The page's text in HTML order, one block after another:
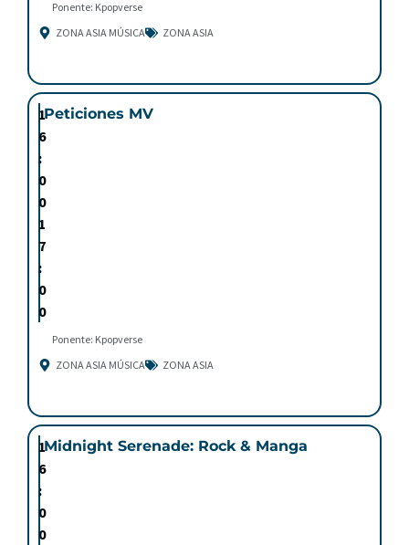
Ponente: Kpopverse
ZONA ASIA MÚSICA
ZONA ASIA
1
6
:
0
0
1
7
:
0
0
Peticiones MV
Ponente: Kpopverse
ZONA ASIA MÚSICA
ZONA ASIA
1
6
:
0
0
Midnight Serenade: Rock & Manga